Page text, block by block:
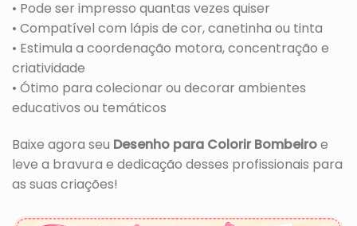
• Pode ser impresso quantas vezes quiser
• Compatível com lápis de cor, canetinha ou tinta
• Estimula a coordenação motora, concentração e
criatividade
• Ótimo para colecionar ou decorar ambientes
educativos ou temáticos
Baixe agora seu Desenho para Colorir Bombeiroe
leve a bravura e dedicação desses profissionais para
as suas criações!